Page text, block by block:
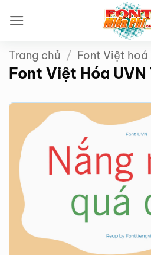
qua
nội
dung
Trang chủ / Font Việt hoá
Font Việt Hóa UVN